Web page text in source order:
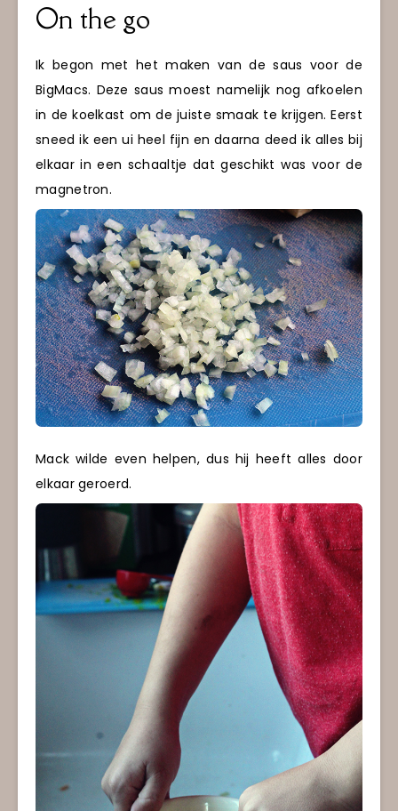
On the go
Ik begon met het maken van de saus voor de
BigMacs. Deze saus moest namelijk nog afkoelen
in de koelkast om de juiste smaak te krijgen. Eerst
sneed ik een ui heel fijn en daarna deed ik alles bij
elkaar in een schaaltje dat geschikt was voor de
magnetron.
Mack wilde even helpen, dus hij heeft alles door
elkaar geroerd.